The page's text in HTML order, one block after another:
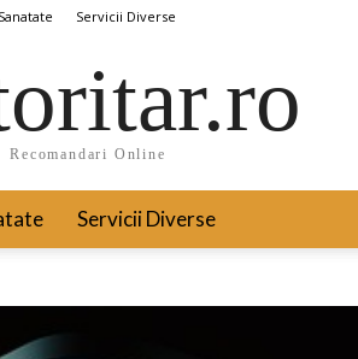
Sanatate Servicii Diverse
Recomandari Online
Servicii Diverse